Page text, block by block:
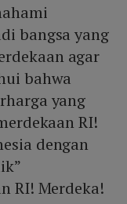
bangsa yang
agar
bahwa
yang
RI!
dengan
RI! Merdeka!